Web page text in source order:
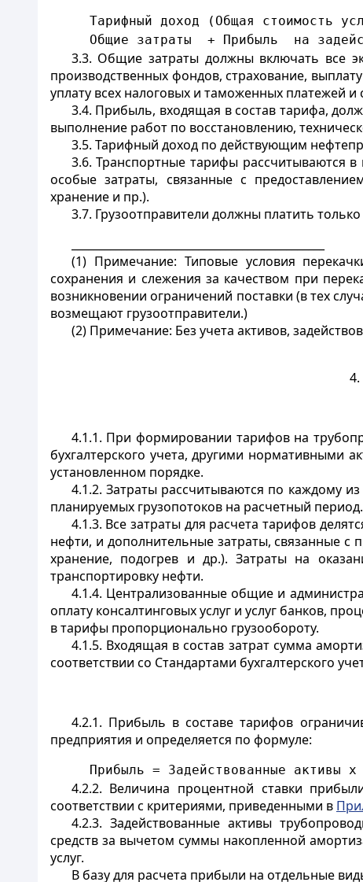
Тарифный доход (Общая стоимость
Общие затраты  + Прибыль  на
3.3. Общие затраты должны включать все
производственных фондов, страхование,
уплату всех налоговых и таможенных платежей
3.4. Прибыль, входящая в состав тарифа,
выполнение работ по восстановлению,
3.5. Тарифный доход по действующим
3.6. Транспортные тарифы рассчитываются
особые затраты, связанные с
хранение и пр.).
3.7. Грузоотправители должны платить
(1) Примечание: Типовые условия
сохранения и слежения за качеством при
возникновении ограничений поставки (в тех
возмещают грузоотправители.)
(2) Примечание: Без учета активов,
4.1.1. При формировании тарифов на
бухгалтерского учета, другими нормативными
установленном порядке.
4.1.2. Затраты рассчитываются по каждому
планируемых грузопотоков на расчетный период.
4.1.3. Все затраты для расчета тарифов
нефти, и дополнительные затраты, связанные с
хранение, подогрев и др.). Затраты на
транспортировку нефти.
4.1.4. Централизованные общие и
оплату консалтинговых услуг и услуг банков,
в тарифы пропорционально грузообороту.
4.1.5. Входящая в состав затрат сумма
соответствии со Стандартами бухгалтерского
4.2.1. Прибыль в составе тарифов
предприятия и определяется по формуле:
Прибыль = 3адействованные активы х
4.2.2. Величина процентной ставки
соответствии с критериями, приведенными в
4.2.3. Задействованные активы
средств за вычетом суммы накопленной
услуг.
В базу для расчета прибыли на отдельные